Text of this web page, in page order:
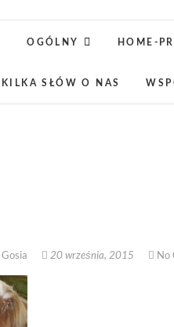
OPISUJEMY
OGÓLNY HOME-
KILKA SŁÓW O NAS
Gosia 20 września, 2015 No